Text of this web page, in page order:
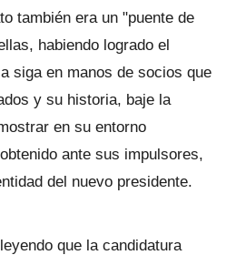
también era un "puente de
habiendo logrado el
siga en manos de socios que
y su historia, baje la
en su entorno
ante sus impulsores,
del nuevo presidente.
que la candidatura